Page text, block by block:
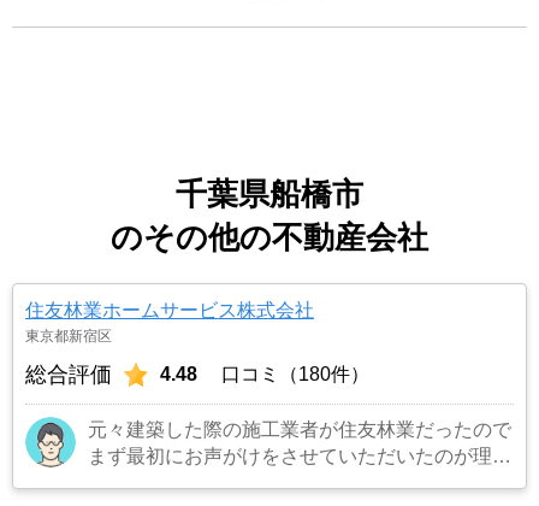
千葉県船橋市
のその他の不動産会社
住友林業ホームサービス株式会社
東京都新宿区
総合評価 4.48 口コミ（180件）
元々建築した際の施工業者が住友林業だったので
まず最初にお声がけをさせていただいたのが理由